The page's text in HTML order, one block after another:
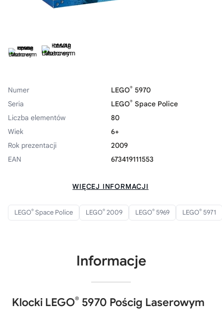
Numer LEGO® 5970
Seria
LEGO® Space Police
Liczba elementów
80
Wiek
6+
Rok prezentacji
2009
EAN
673419111553
WIĘCEJ INFORMACJI
LEGO® Space Police LEGO® 2009 LEGO® 5969 LEGO® 5971
Informacje
Klocki LEGO® 5970 Pościg Laserowym